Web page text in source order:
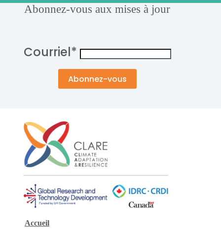
Abonnez-vous aux mises à jour
Courriel*
Accueil